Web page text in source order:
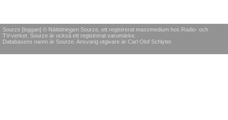
Sourze [loggan] © Nättidningen Sourze, ett registrerat massmedium hos Radio- och
TV-verket. Sourze är också ett registrerat varumärke.
Databasens namn är Sourze. Ansvarig utgivare är Carl Olof Schlyter.